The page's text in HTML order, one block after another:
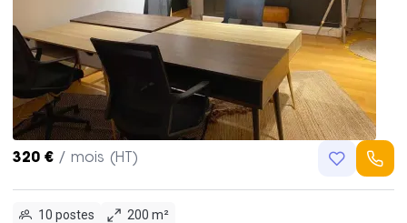
320 € / mois (HT)
10 postes
200 m²